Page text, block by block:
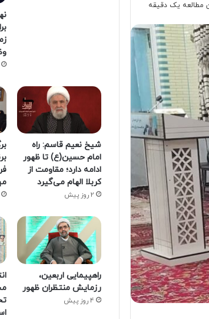
مطالعه یک دقیقه
شیخ نعیم قاسم: راه
امام حسین(ع) تا ظهور
ادامه دارد؛ مقاومت از
کربلا الهام می‌گیرد
2 روز پیش
راهپیمایی اربعین،
رزمایش منتظران ظهور
4 روز پیش